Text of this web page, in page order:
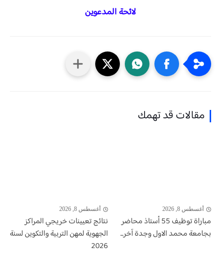
لائحة المدعوين
مقالات قد تهمك
أغسطس 8, 2026
مباراة توظيف 55 أستاذ محاضر
بجامعة محمد الاول وجدة آخر...
أغسطس 8, 2026
نتائج تعيينات خريجي المراكز
الجهوية لمهن التربية والتكوين لسنة
2026